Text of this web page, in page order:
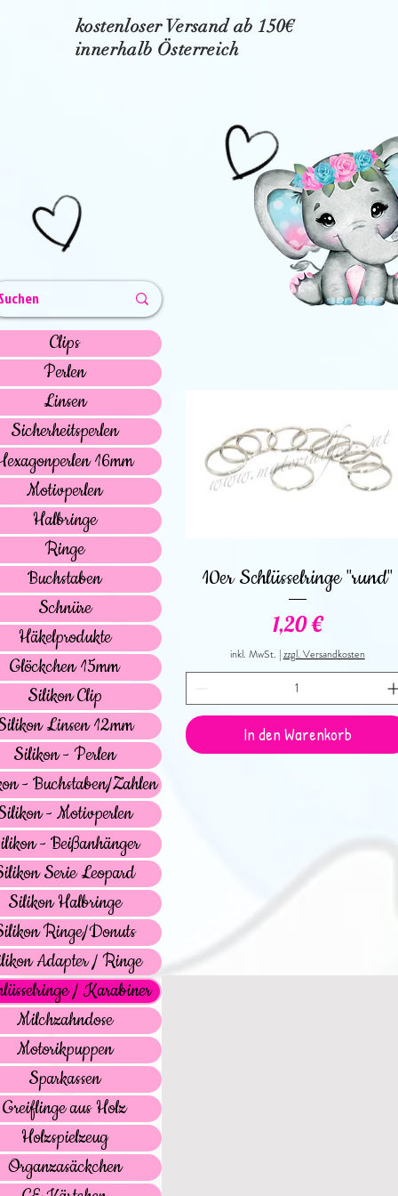
kostenloser Versand ab 150€
innerhalb Österreich
Schnellansicht
10er Schlüsselringe "rund"
Preis
1,20 €
inkl. MwSt. |zzgl. Versandkosten
In den Warenkorb
Clips
Perlen
Linsen
Sicherheitsperlen
16mm
Motivperlen
Halbringe
Ringe
Buchstaben
Schnüre
Häkelprodukte
Glöckchen 15mm
Silikon Clip
Linsen 12mm
Silikon - Perlen
- Buchstaben/Zahlen
- Motivperlen
- Beißanhänger
Serie Leopard
Silikon Halbringe
Ringe/Donuts
Adapter / Ringe
/ Karabiner
Milchzahndose
Motorikpuppen
Sparkassen
Greiflinge aus Holz
Holzspielzeug
Organzasäckchen